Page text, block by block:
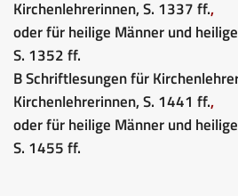
Kirchenlehrerinnen, S. 1337 ff.,
oder für heilige Männer und
S. 1352 ff.
B Schriftlesungen für
Kirchenlehrerinnen, S. 1441 ff.,
oder für heilige Männer und
S. 1455 ff.